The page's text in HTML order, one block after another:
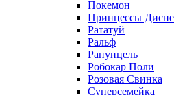
Покемон
Принцессы
Рататуй
Ральф
Рапунцель
Робокар Поли
Розовая Свинка
Суперсемейка